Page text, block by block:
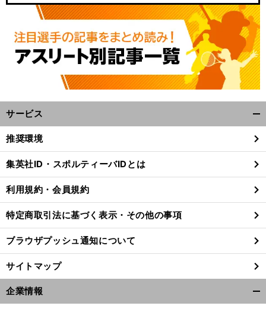
「
１
」
、
大
」
サービス
閉
る
推奨環境
集英社ID・スポルティーバIDとは
利用規約・会員規約
特定商取引法に基づく表示・その他の事項
ブラウザプッシュ通知について
サイトマップ
企業情報